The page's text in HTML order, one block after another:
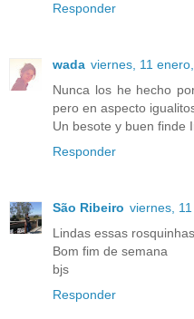
Responder
wada viernes, 11
Nunca los he hecho
pero en aspecto
Un besote y buen finde
Responder
São Ribeiro viernes,
Lindas essas
Bom fim de semana
bjs
Responder